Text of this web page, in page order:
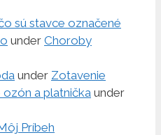
sú stavce označené
under Choroby
under Zotavenie
a platnička under
Príbeh